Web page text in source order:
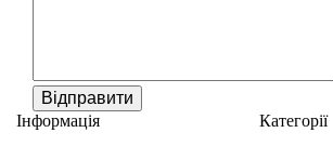
Відправити
Інформація
Категорії